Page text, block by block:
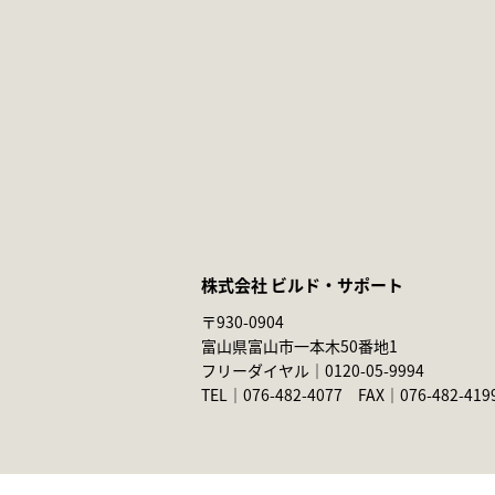
株式会社 ビルド・サポート
〒930-0904
富山県富山市一本木50番地1
フリーダイヤル｜ 0120-05-9994
TEL｜ 076-482-4077 FAX｜076-482-